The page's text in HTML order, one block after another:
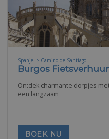
Spanje -> Camino de Santiago
Burgos Fietsverhuur
Ontdek charmante dorpjes
een langzaam
BOEK NU